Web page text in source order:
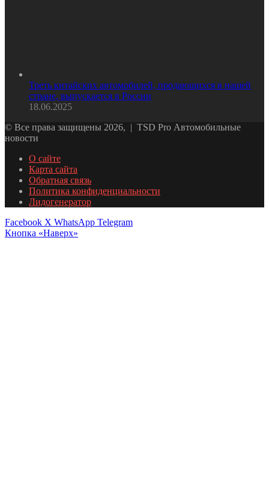
Треть китайских автомобилей, продающихся в нашей
стране, выпускается в России
18.06.2025
© Все права защищены 2026, | TSD Pro Автомобильные
новости
О сайте
Карта сайта
Обратная связь
Политика конфиденциальности
Лидогенератор
Facebook X WhatsApp Telegram
Кнопка «Наверх»